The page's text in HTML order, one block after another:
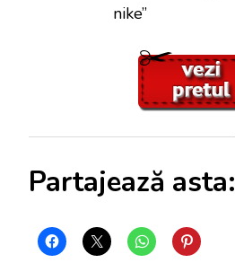
nike”
Partajează asta: